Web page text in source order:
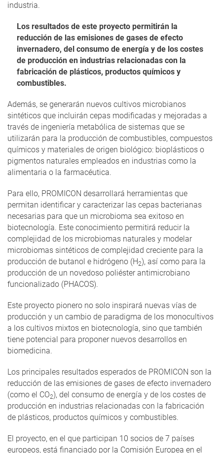
industria.
Los resultados de este proyecto permitirán la
reducción de las emisiones de gases de efecto
invernadero, del consumo de energía y de los costes
de producción en industrias relacionadas con la
fabricación de plásticos, productos químicos y
combustibles.
Además, se generarán nuevos cultivos microbianos
sintéticos que incluirán cepas modificadas y mejoradas a
través de ingeniería metabólica de sistemas que se
utilizarán para la producción de combustibles, compuestos
químicos y materiales de origen biológico: bioplásticos o
pigmentos naturales empleados en industrias como la
alimentaria o la farmacéutica.
Para ello, PROMICON desarrollará herramientas que
permitan identificar y caracterizar las cepas bacterianas
necesarias para que un microbioma sea exitoso en
biotecnología. Este conocimiento permitirá reducir la
complejidad de los microbiomas naturales y modelar
microbiomas sintéticos de complejidad creciente para la
producción de butanol e hidrógeno (H2), así como para la
producción de un novedoso poliéster antimicrobiano
funcionalizado (PHACOS).
Este proyecto pionero no solo inspirará nuevas vías de
producción y un cambio de paradigma de los monocultivos
a los cultivos mixtos en biotecnología, sino que también
tiene potencial para proponer nuevos desarrollos en
biomedicina.
Los principales resultados esperados de PROMICON son la
reducción de las emisiones de gases de efecto invernadero
(como el CO2), del consumo de energía y de los costes de
producción en industrias relacionadas con la fabricación
de plásticos, productos químicos y combustibles.
El proyecto, en el que participan 10 socios de 7 países
europeos, está financiado por la Comisión Europea en el